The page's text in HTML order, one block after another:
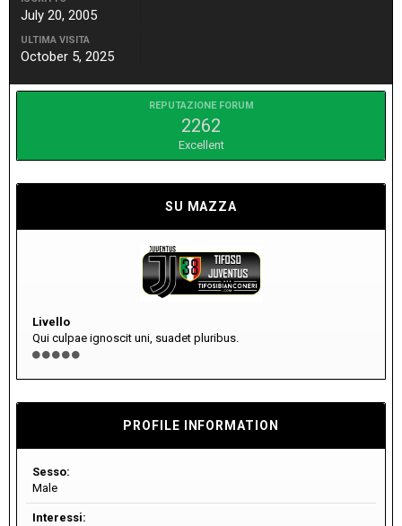
July 20, 2005
ULTIMA VISITA
October 5, 2025
REPUTAZIONE FORUM
2262
Excellent
SU MAZZA
Livello
Qui culpae ignoscit uni, suadet pluribus.
PROFILE INFORMATION
Sesso:
Male
Interessi: